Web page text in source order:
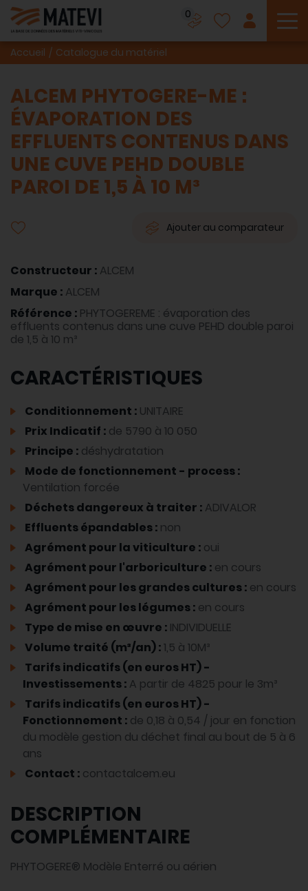
0
Accueil Catalogue du matériel
ALCEM PHYTOGERE-ME :
ÉVAPORATION DES
EFFLUENTS CONTENUS DANS
UNE CUVE PEHD DOUBLE
PAROI DE 1,5 À 10 M³
Ajouter au comparateur
Constructeur : ALCEM
Marque : ALCEM
Référence : PHYTOGEREME : évaporation des
effluents contenus dans une cuve PEHD double paroi
de 1,5 à 10 m³
CARACTÉRISTIQUES
Conditionnement : UNITAIRE
Prix Indicatif : de 5790 à 10 050
Principe : déshydratation
Mode de fonctionnement - process :
Ventilation forcée
Déchets dangereux à traiter : ADIVALOR
Effluents épandables : non
Agrément pour la viticulture : oui
Agrément pour l'arboriculture : en cours
Agrément pour les grandes cultures : en cours
Agrément pour les légumes : en cours
Type de mise en œuvre : INDIVIDUELLE
Volume traité (m³/an) :1,5 à 10M³
Tarifs indicatifs (en euros HT) -
Investissements : A partir de 4825 pour le 3m³
Tarifs indicatifs (en euros HT) -
Fonctionnement : de 0,18 à 0,54 / jour en fonction
du modèle gestion du déchet final au bout de 5 à 6
ans
Contact : contactalcem.eu
DESCRIPTION
COMPLÉMENTAIRE
PHYTOGERE® Modèle Enterré ou aérien